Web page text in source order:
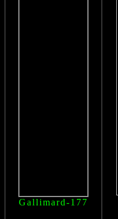
Gallimard-177